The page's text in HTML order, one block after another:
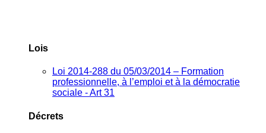
Lois
Loi 2014-288 du 05/03/2014 – Formation
professionnelle, à l’emploi et à la démocratie
sociale - Art 31
Décrets